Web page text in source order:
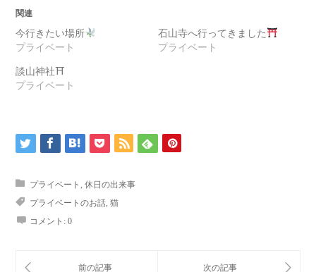
関連
今行きたい場所
プライベート
石山寺へ行ってきました
プライベート
談山神社⛩
プライベート
プライベート
休日の出来事
プライベートのお話 猫
コメント: 0